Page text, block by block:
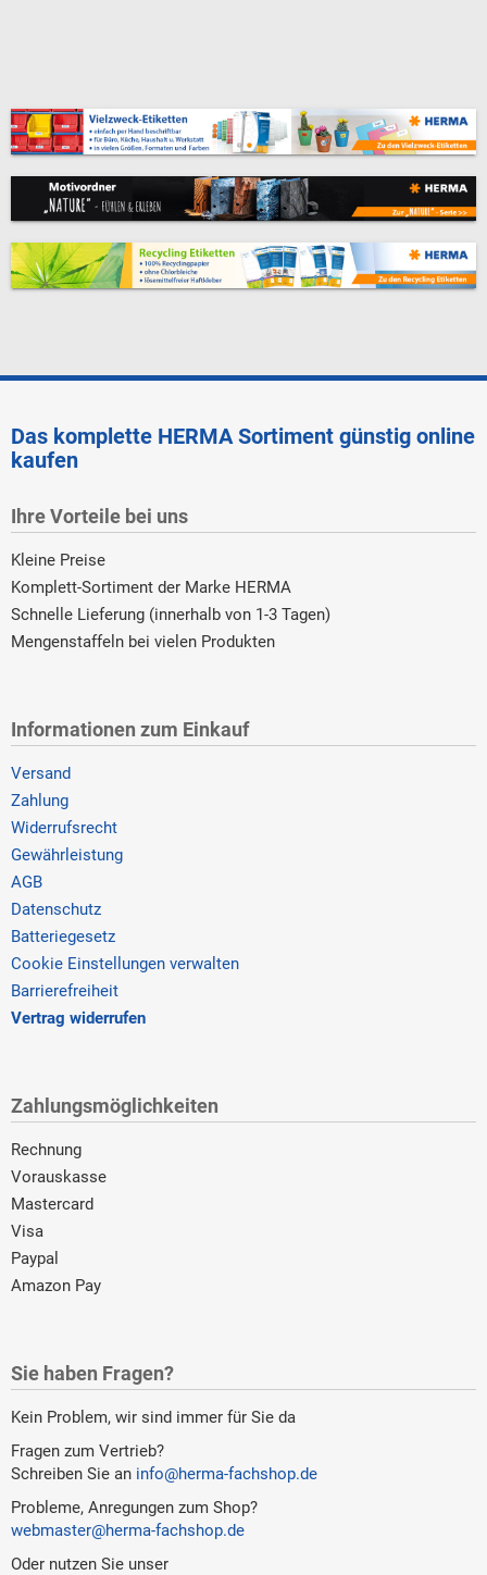
Das komplette HERMA Sortiment günstig online
kaufen
Ihre Vorteile bei uns
Kleine Preise
Komplett-Sortiment der Marke HERMA
Schnelle Lieferung (innerhalb von 1-3 Tagen)
Mengenstaffeln bei vielen Produkten
Informationen zum Einkauf
Versand
Zahlung
Widerrufsrecht
Gewährleistung
AGB
Datenschutz
Batteriegesetz
Cookie Einstellungen verwalten
Barrierefreiheit
Vertrag widerrufen
Zahlungsmöglichkeiten
Rechnung
Vorauskasse
Mastercard
Visa
Paypal
Amazon Pay
Sie haben Fragen?
Kein Problem, wir sind immer für Sie da
Fragen zum Vertrieb?
Schreiben Sie an info@herma-fachshop.de
Probleme, Anregungen zum Shop?
webmaster@herma-fachshop.de
Oder nutzen Sie unser